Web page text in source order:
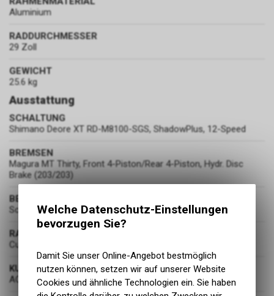
Aluminium
RADDURCHMESSER
29 Zoll
GEWICHT
25.6 kg
Ausstattung
SCHALTUNG
Shimano Deore XT RD-M8100-SGS, ShadowPlus, 12-Speed
BREMSEN
Magura MT Thirty, Front 4-Piston/Rear 4-Piston, Hydr. Disc
Brake (203/203)
BEREIFUNG
Schwalbe Smart Sam, Active, 2.6
RADSATZ
Cube Newmen
KURBELGARNITUR
ACID E-Crank, 38T, 170mm
Welche Datenschutz-Einstellungen
bevorzugen Sie?
Damit Sie unser Online-Angebot bestmöglich
nutzen können, setzen wir auf unserer Website
Cookies und ähnliche Technologien ein. Sie haben